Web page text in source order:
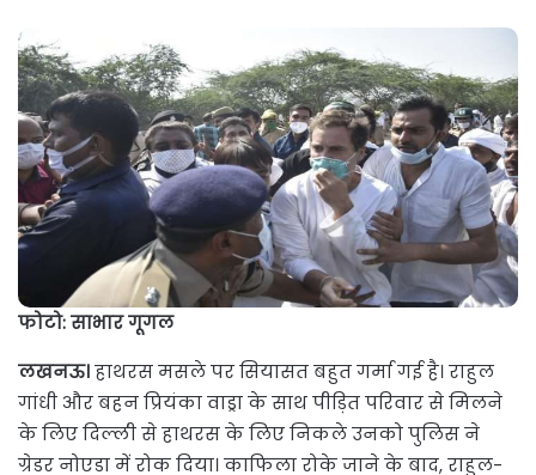
फोटो: साभार गूगल
लखनऊ।हाथरस मसले पर सियासत बहुत गर्मा गई है। राहुल
गांधी और बहन प्रियंका वाड्रा के साथ पीड़ित परिवार से मिलने
के लिए दिल्ली से हाथरस के लिए निकले उनको पुलिस ने
ग्रेडर नोएडा में रोक दिया। काफिला रोके जाने के बाद, राहुल-